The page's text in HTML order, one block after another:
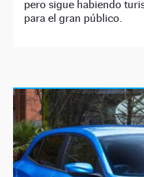
pero sigue habiendo
para el gran público.